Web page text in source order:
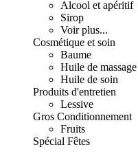
Alcool et apéritif
Sirop
Voir plus...
Cosmétique et soin
Baume
Huile de massage
Huile de soin
Produits d'entretien
Lessive
Gros Conditionnement
Fruits
Spécial Fêtes